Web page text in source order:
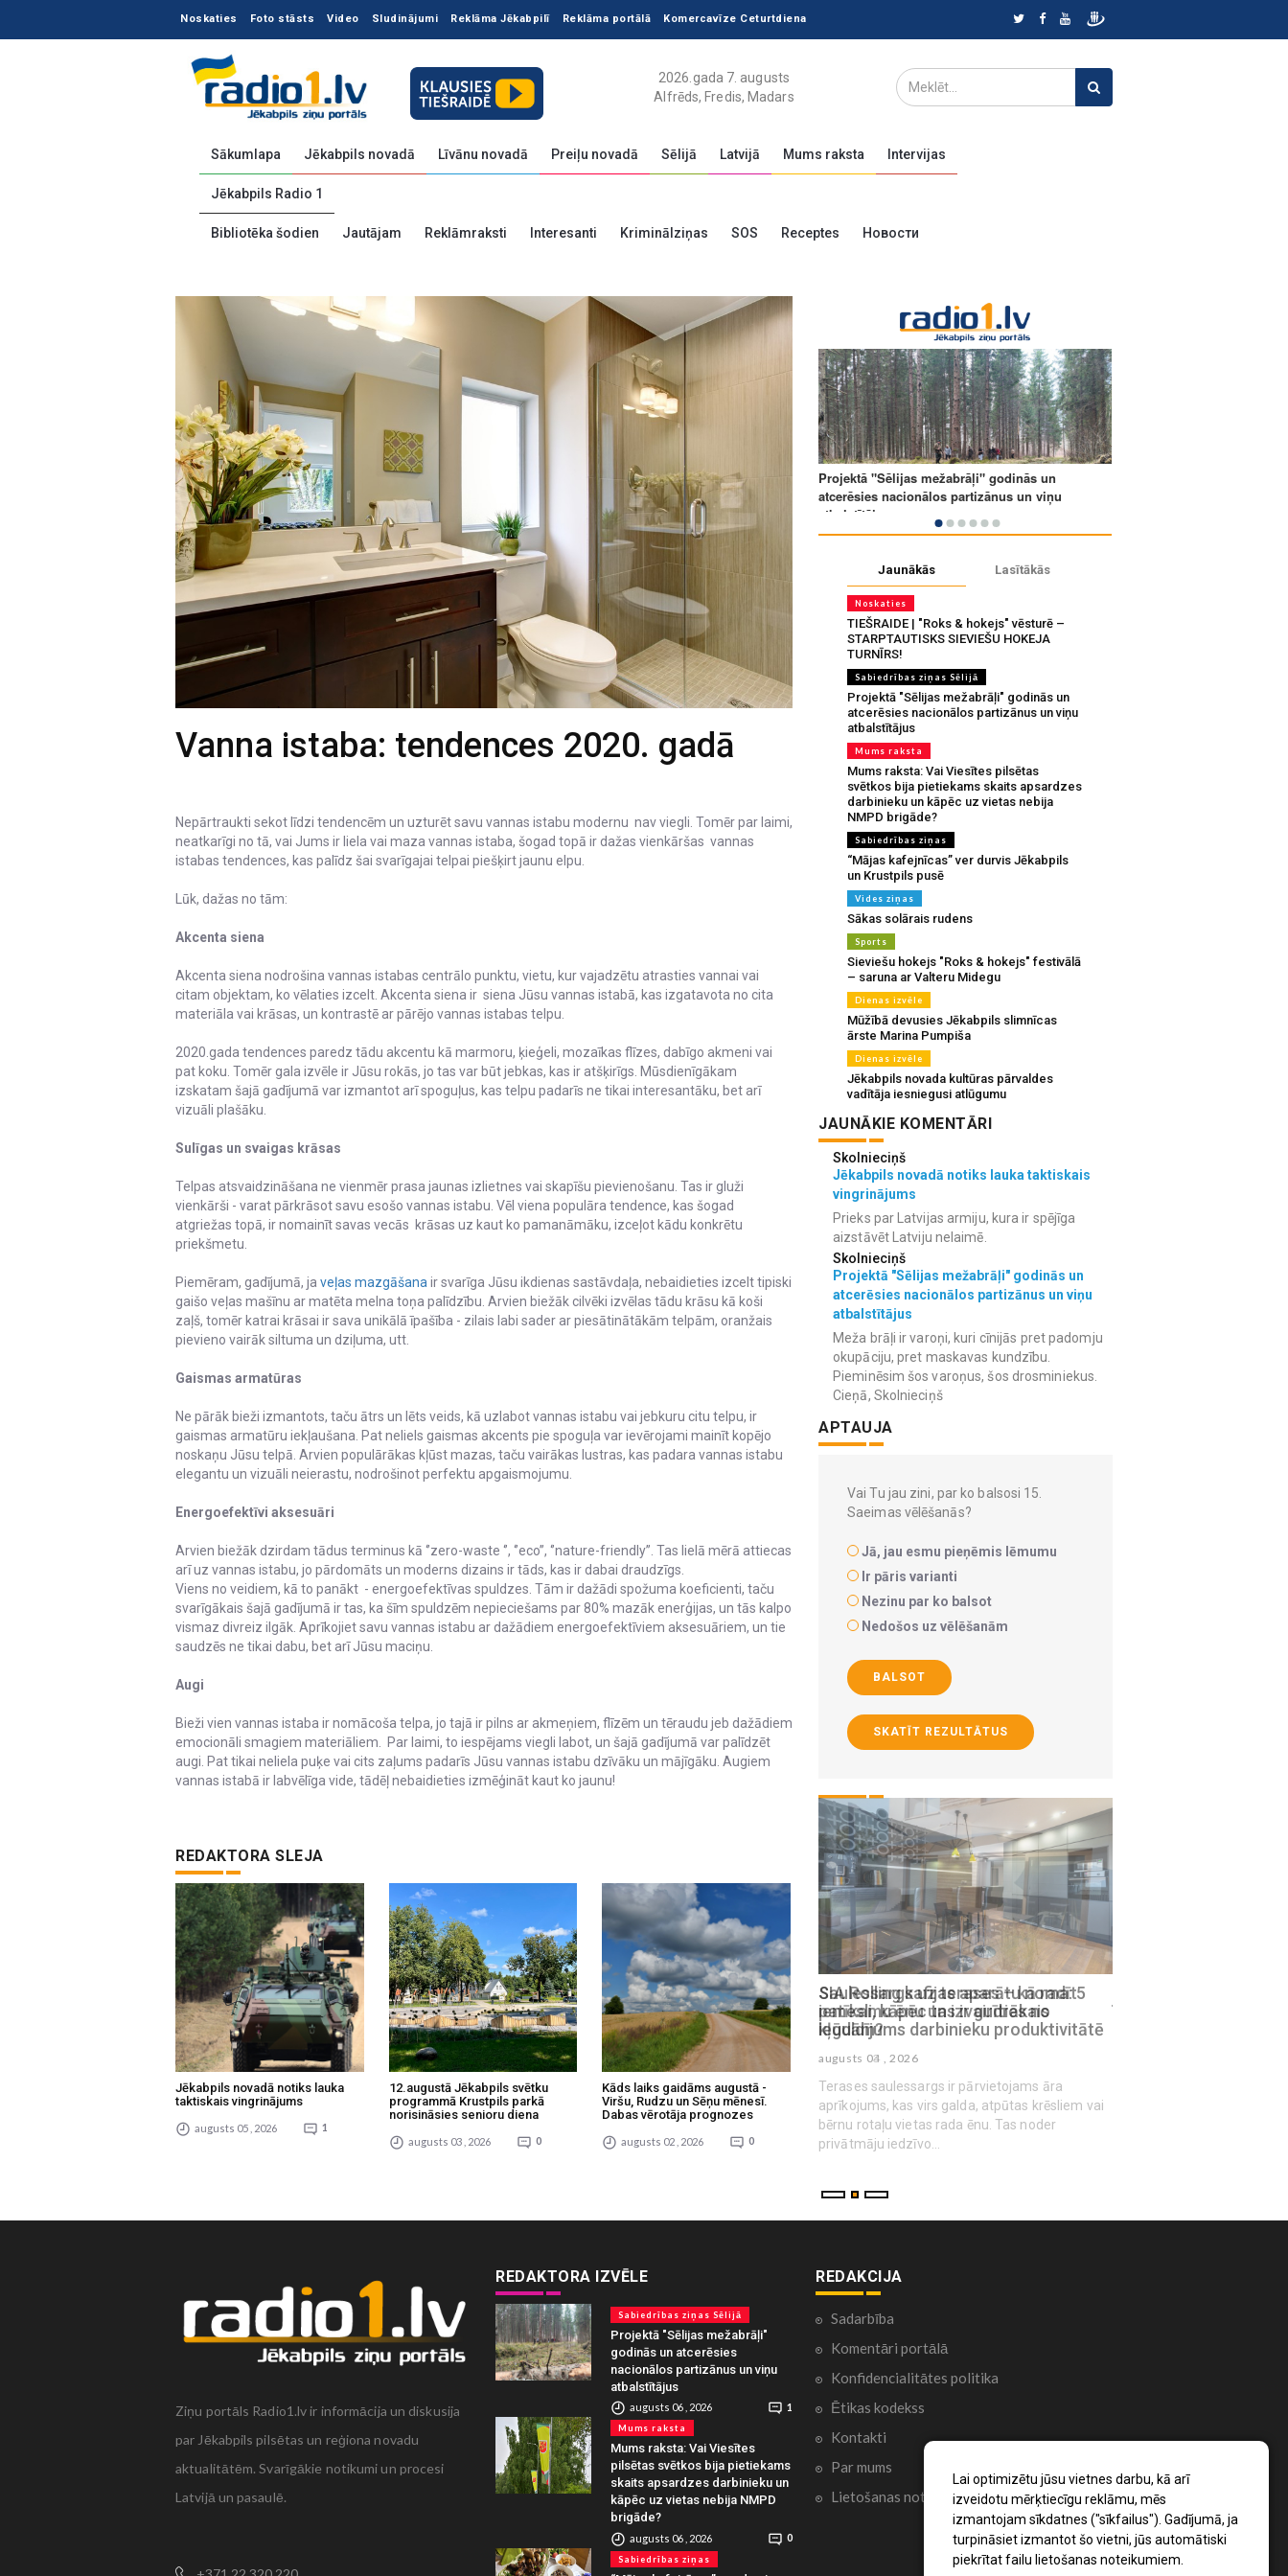
Lai optimizētu jūsu vietnes darbu, kā arī
izveidotu mērķtiecīgu reklāmu, mēs
izmantojam sīkdatnes ("sīkfailus"). Gadījumā, ja
turpināsiet izmantot šo vietni, jūs automātiski
piekrītat failu lietošanas noteikumiem.
Noskaties Foto stāsts Video Sludinājumi Reklāma Jēkabpilī Reklāma portālā Komercavīze Ceturtdiena
2026.gada 7. augusts
Alfrēds, Fredis, Madars
Sākumlapa Jēkabpils novadā Līvānu novadā Preiļu novadā Sēlijā Latvijā Mums raksta Intervijas
Jēkabpils Radio 1
Bibliotēka šodien Jautājam Reklāmraksti Interesanti Kriminālziņas SOS Receptes Новости
Vanna istaba: tendences 2020. gadā
Nepārtraukti sekot līdzi tendencēm un uzturēt savu vannas istabu modernu nav viegli. Tomēr par laimi,
neatkarīgi no tā, vai Jums ir liela vai maza vannas istaba, šogad topā ir dažas vienkāršas vannas
istabas tendences, kas palīdz šai svarīgajai telpai piešķirt jaunu elpu.
Lūk, dažas no tām:
Akcenta siena
Akcenta siena nodrošina vannas istabas centrālo punktu, vietu, kur vajadzētu atrasties vannai vai
citam objektam, ko vēlaties izcelt. Akcenta siena ir siena Jūsu vannas istabā, kas izgatavota no cita
materiāla vai krāsas, un kontrastē ar pārējo vannas istabas telpu.
2020.gada tendences paredz tādu akcentu kā marmoru, ķieģeli, mozaīkas flīzes, dabīgo akmeni vai
pat koku. Tomēr gala izvēle ir Jūsu rokās, jo tas var būt jebkas, kas ir atšķirīgs. Mūsdienīgākam
izskatam šajā gadījumā var izmantot arī spoguļus, kas telpu padarīs ne tikai interesantāku, bet arī
vizuāli plašāku.
Sulīgas un svaigas krāsas
Telpas atsvaidzināšana ne vienmēr prasa jaunas izlietnes vai skapīšu pievienošanu. Tas ir gluži
vienkārši - varat pārkrāsot savu esošo vannas istabu. Vēl viena populāra tendence, kas šogad
atgriežas topā, ir nomainīt savas vecās krāsas uz kaut ko pamanāmāku, izceļot kādu konkrētu
priekšmetu.
Piemēram, gadījumā, ja veļas mazgāšana ir svarīga Jūsu ikdienas sastāvdaļa, nebaidieties izcelt tipiski
gaišo veļas mašīnu ar matēta melna toņa palīdzību. Arvien biežāk cilvēki izvēlas tādu krāsu kā koši
zaļš, tomēr katrai krāsai ir sava unikālā īpašība - zilais labi sader ar piesātinātākām telpām, oranžais
pievieno vairāk siltuma un dziļuma, utt.
Gaismas armatūras
Ne pārāk bieži izmantots, taču ātrs un lēts veids, kā uzlabot vannas istabu vai jebkuru citu telpu, ir
gaismas armatūru iekļaušana. Pat neliels gaismas akcents pie spoguļa var ievērojami mainīt kopējo
noskaņu Jūsu telpā. Arvien populārākas kļūst mazas, taču vairākas lustras, kas padara vannas istabu
elegantu un vizuāli neierastu, nodrošinot perfektu apgaismojumu.
Energoefektīvi aksesuāri
Arvien biežāk dzirdam tādus terminus kā ‘’zero-waste ‘’, ‘’eco’’, ‘’nature-friendly’’. Tas lielā mērā attiecas
arī uz vannas istabu, jo pārdomāts un moderns dizains ir tāds, kas ir dabai draudzīgs.
Viens no veidiem, kā to panākt - energoefektīvas spuldzes. Tām ir dažādi spožuma koeficienti, taču
svarīgākais šajā gadījumā ir tas, ka šīm spuldzēm nepieciešams par 80% mazāk enerģijas, un tās kalpo
vismaz divreiz ilgāk. Aprīkojiet savu vannas istabu ar dažādiem energoefektīviem aksesuāriem, un tie
saudzēs ne tikai dabu, bet arī Jūsu maciņu.
Augi
Bieži vien vannas istaba ir nomācoša telpa, jo tajā ir pilns ar akmeņiem, flīzēm un tēraudu jeb dažādiem
emocionāli smagiem materiāliem. Par laimi, to iespējams viegli labot, un šajā gadījumā var palīdzēt
augi. Pat tikai neliela puķe vai cits zaļums padarīs Jūsu vannas istabu dzīvāku un mājīgāku. Augiem
vannas istabā ir labvēlīga vide, tādēļ nebaidieties izmēģināt kaut ko jaunu!
REDAKTORA SLEJA
Jēkabpils novadā notiks lauka
taktiskais vingrinājums
augusts 05 , 2026 1
12.augustā Jēkabpils svētku
programmā Krustpils parkā
norisināsies senioru diena
augusts 03 , 2026 0
Kāds laiks gaidāms augustā -
Viršu, Rudzu un Sēņu mēnesī.
Dabas vērotāja prognozes
augusts 02 , 2026 0
Jaunākās Lasītākās
Noskaties
TIEŠRAIDE | "Roks & hokejs" vēsturē –
STARPTAUTISKS SIEVIEŠU HOKEJA
TURNĪRS!
Sabiedrības ziņas Sēlijā
Projektā "Sēlijas mežabrāļi" godinās un
atcerēsies nacionālos partizānus un viņu
atbalstītājus
Mums raksta
Mums raksta: Vai Viesītes pilsētas
svētkos bija pietiekams skaits apsardzes
darbinieku un kāpēc uz vietas nebija
NMPD brigāde?
Sabiedrības ziņas
“Mājas kafejnīcas” ver durvis Jēkabpils
un Krustpils pusē
Vides ziņas
Sākas solārais rudens
Sports
Sieviešu hokejs "Roks & hokejs" festivālā
– saruna ar Valteru Midegu
Dienas izvēle
Mūžībā devusies Jēkabpils slimnīcas
ārste Marina Pumpiša
Dienas izvēle
Jēkabpils novada kultūras pārvaldes
vadītāja iesniegusi atlūgumu
JAUNĀKIE KOMENTĀRI
Skolnieciņš
Jēkabpils novadā notiks lauka taktiskais
vingrinājums
Prieks par Latvijas armiju, kura ir spējīga
aizstāvēt Latviju nelaimē.
Skolnieciņš
Projektā "Sēlijas mežabrāļi" godinās un
atcerēsies nacionālos partizānus un viņu
atbalstītājus
Meža brāļi ir varoņi, kuri cīnijās pret padomju
okupāciju, pret maskavas kundzību.
Pieminēsim šos varoņus, šos drosminiekus.
Cieņā, Skolnieciņš
APTAUJA
Vai Tu jau zini, par ko balsosi 15.
Saeimas vēlēšanās?
Jā, jau esmu pieņēmis lēmumu
Ir pāris varianti
Nezinu par ko balsot
Nedošos uz vēlēšanām
BALSOT
SKATĪT REZULTĀTUS
SIA Rolling kafijas aparātu noma: 5
iemesli, kāpēc tas ir gudrākais
ieguldījums darbinieku produktivitātē
augusts 04 , 2026
Saulessargs uz terases – kā radīt
patīkamu ēnu un izvairīties no
kļūdām?
augusts 03 , 2026
Terases saulessargs ir pārvietojams āra
aprīkojums, kas virs galda, atpūtas krēsliem vai
bērnu rotaļu vietas rada ēnu. Tas noder
privātmāju iedzīvo...
Ziņu portāls Radio1.lv ir informācija un diskusija
par Jēkabpils pilsētas un reģiona novadu
aktualitātēm. Svarīgākie notikumi un procesi
Latvijā un pasaulē.
REDAKTORA IZVĒLE
Sabiedrības ziņas Sēlijā
Projektā "Sēlijas mežabrāļi"
godinās un atcerēsies
nacionālos partizānus un viņu
atbalstītājus
augusts 06 , 2026 1
Mums raksta
Mums raksta: Vai Viesītes
pilsētas svētkos bija pietiekams
skaits apsardzes darbinieku un
kāpēc uz vietas nebija NMPD
brigāde?
augusts 06 , 2026 0
Sabiedrības ziņas
REDAKCIJA
Sadarbība
Komentāri portālā
Konfidencialitātes politika
Ētikas kodekss
Kontakti
Par mums
Lietošanas noteikumi